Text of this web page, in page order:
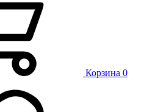
Корзина 0